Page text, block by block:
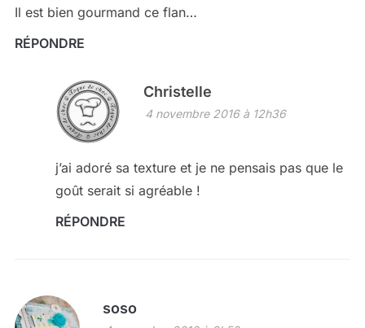
Il est bien gourmand ce flan…
RÉPONDRE
Christelle
4 novembre 2016 à 12h36
j’ai adoré sa texture et je ne pensais pas que le
goût serait si agréable !
RÉPONDRE
soso